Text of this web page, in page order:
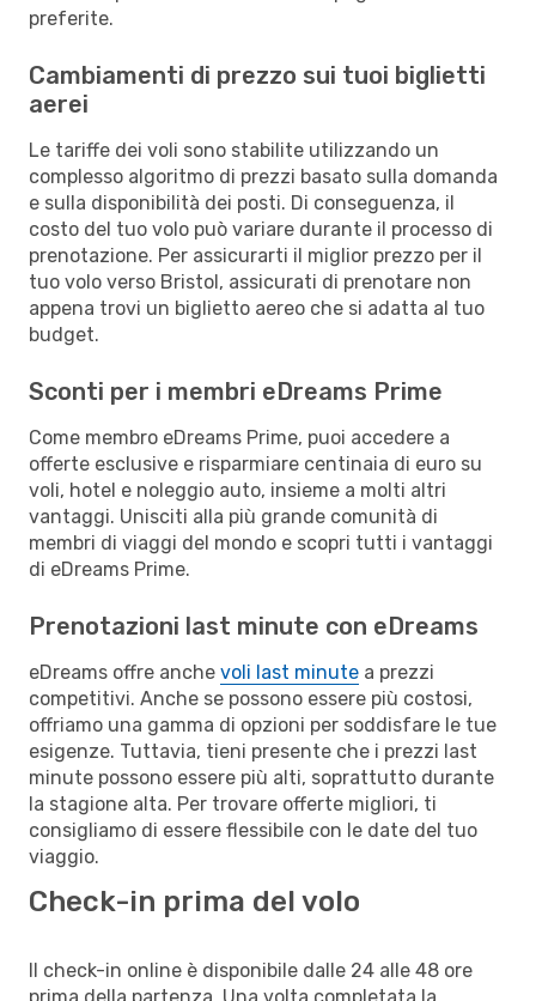
preferite.
Cambiamenti di prezzo sui tuoi biglietti
aerei
Le tariffe dei voli sono stabilite utilizzando un
complesso algoritmo di prezzi basato sulla domanda
e sulla disponibilità dei posti. Di conseguenza, il
costo del tuo volo può variare durante il processo di
prenotazione. Per assicurarti il miglior prezzo per il
tuo volo verso Bristol, assicurati di prenotare non
appena trovi un biglietto aereo che si adatta al tuo
budget.
Sconti per i membri eDreams Prime
Come membro eDreams Prime, puoi accedere a
offerte esclusive e risparmiare centinaia di euro su
voli, hotel e noleggio auto, insieme a molti altri
vantaggi. Unisciti alla più grande comunità di
membri di viaggi del mondo e scopri tutti i vantaggi
di eDreams Prime.
Prenotazioni last minute con eDreams
eDreams offre anche voli last minute a prezzi
competitivi. Anche se possono essere più costosi,
offriamo una gamma di opzioni per soddisfare le tue
esigenze. Tuttavia, tieni presente che i prezzi last
minute possono essere più alti, soprattutto durante
la stagione alta. Per trovare offerte migliori, ti
consigliamo di essere flessibile con le date del tuo
viaggio.
Check-in prima del volo
Il check-in online è disponibile dalle 24 alle 48 ore